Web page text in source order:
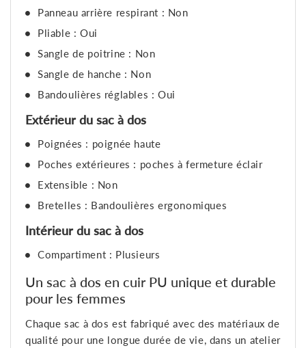
Panneau arrière respirant : Non
Pliable : Oui
Sangle de poitrine : Non
Sangle de hanche : Non
Bandoulières réglables : Oui
Extérieur du sac à dos
Poignées : poignée haute
Poches extérieures : poches à fermeture éclair
Extensible : Non
Bretelles : Bandoulières ergonomiques
Intérieur du sac à dos
Compartiment : Plusieurs
Un sac à dos en cuir PU unique et durable
pour les femmes
Chaque sac à dos est fabriqué avec des matériaux de
qualité pour une longue durée de vie, dans un atelier